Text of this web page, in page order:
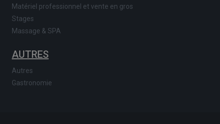
Matériel professionnel et vente en gros
Stages
Massage & SPA
AUTRES
Autres
Gastronomie